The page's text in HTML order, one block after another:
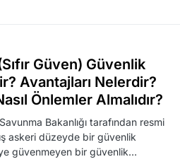
Güven) Güvenlik
Avantajları Nelerdir?
Önlemler Almalıdır?
Bakanlığı tarafından resmi
askeri düzeyde bir güvenlik
güvenmeyen bir güvenlik…